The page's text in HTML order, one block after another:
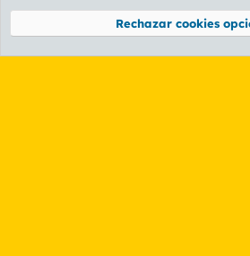
Community platform by XenForo® © 2010-2026
Rechazar cookies